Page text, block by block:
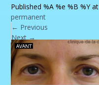
Published%A %e %B %Yat
permanent
← Previous
Next→